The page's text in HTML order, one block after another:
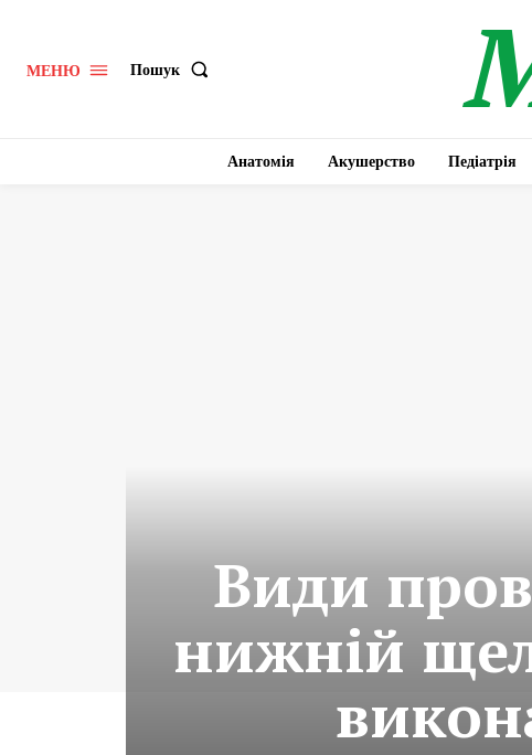
МЕНЮ Пошук
Анатомія Акушерство Педіатрія
Види
нижній